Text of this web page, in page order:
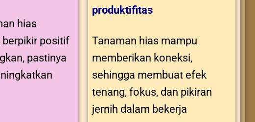
hias
positif
pastinya
produktifitas
Tanaman hias mampu
memberikan koneksi,
sehingga membuat efek
tenang, fokus, dan pikiran
jernih dalam bekerja